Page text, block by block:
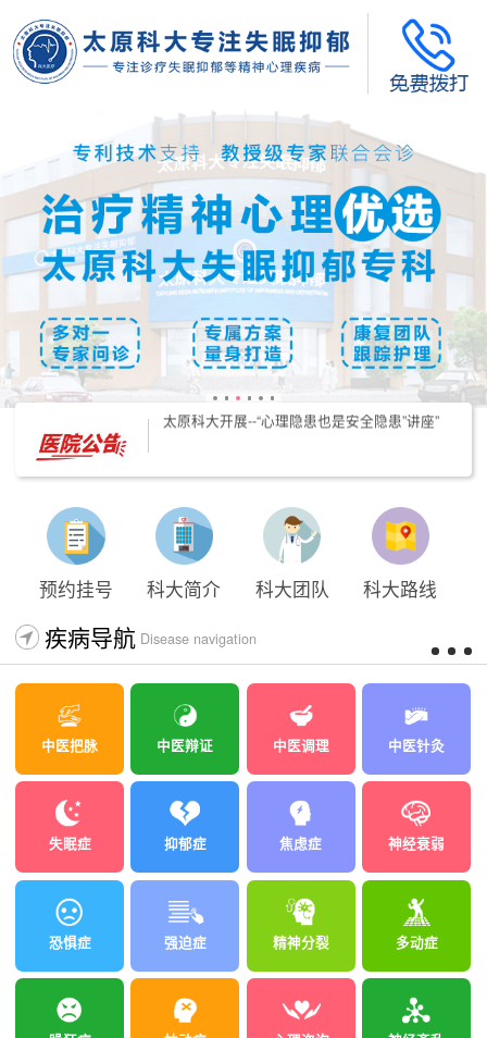
太原科大开展--“心理隐患也是安全隐患”讲座”
预约挂号 科大简介 科大团队 科大路线
疾病导航 Disease navigation
中医把脉 中医辩证 中医调理 中医针灸
失眠症 抑郁症 焦虑症 神经衰弱
恐惧症 强迫症 精神分裂 多动症